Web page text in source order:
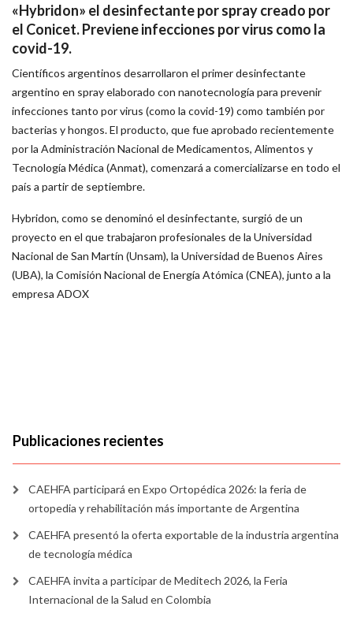
«Hybridon» el desinfectante por spray creado por
el Conicet. Previene infecciones por virus como la
covid-19.
Científicos argentinos desarrollaron el primer desinfectante
argentino en spray elaborado con nanotecnología para prevenir
infecciones tanto por virus (como la covid-19) como también por
bacterias y hongos. El producto, que fue aprobado recientemente
por la Administración Nacional de Medicamentos, Alimentos y
Tecnología Médica (Anmat), comenzará a comercializarse en todo el
país a partir de septiembre.
Hybridon, como se denominó el desinfectante, surgió de un
proyecto en el que trabajaron profesionales de la Universidad
Nacional de San Martín (Unsam), la Universidad de Buenos Aires
(UBA), la Comisión Nacional de Energía Atómica (CNEA), junto a la
empresa ADOX
Publicaciones recientes
CAEHFA participará en Expo Ortopédica 2026: la feria de
ortopedia y rehabilitación más importante de Argentina
CAEHFA presentó la oferta exportable de la industria argentina
de tecnología médica
CAEHFA invita a participar de Meditech 2026, la Feria
Internacional de la Salud en Colombia